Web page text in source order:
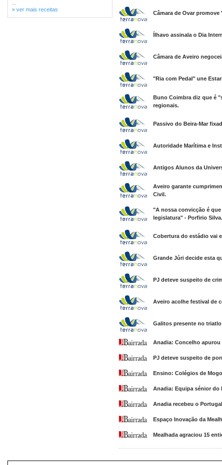
» ver mais receitas
Câmara de Ovar
Ílhavo assinala o Dia
Câmara de Aveiro
"Ria com Pedal" une
Buno Coimbra diz que é
regionais.
Passivo do Beira-Mar
Autoridade Marítima e
Antigos Alunos da
Aveiro garante
Civil.
"A nossa convicção é
legislatura" - Porfirio Silva.
Cobertura do estádio vai
Grande Júri decide esta
PJ deteve suspeito de
Aveiro acolhe festival de
Galitos presente no
Anadia: Concelho
PJ deteve suspeito de
Ensino: Colégios de
Anadia: Equipa sénior do
Anadia recebeu o
Espaço Inovação da
Mealhada agraciou 15